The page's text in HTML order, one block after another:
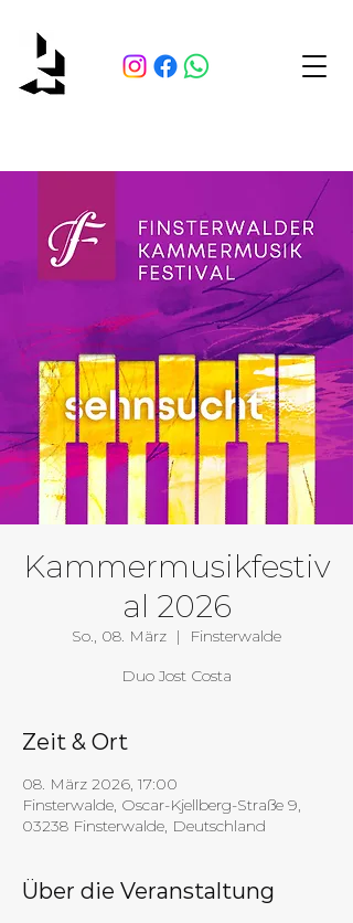
Kammermusikfestiv
al 2026
So., 08. März
  |
Finsterwalde
Duo Jost Costa
Zeit & Ort
08. März 2026, 17:00
Finsterwalde, Oscar-Kjellberg-Straße 9,
03238 Finsterwalde, Deutschland
Über die Veranstaltung